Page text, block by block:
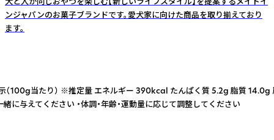
ンジャパンのお菓子ブランドです。愛犬家に向けた商品を取り揃えており
ます。
当たり） ※推定量 エネルギー 390kcal たんぱく質 5.2g 脂質
に与えてください ・体調・年齢・運動量に応じて調整してください